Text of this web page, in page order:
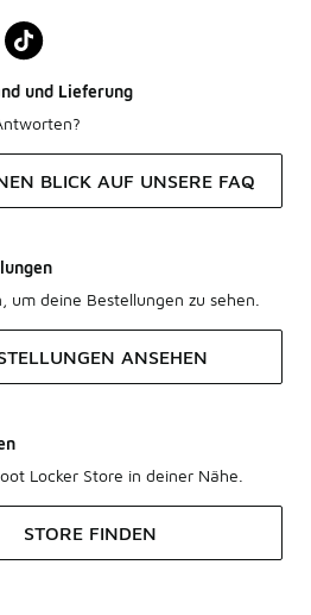
und Lieferung
BLICK AUF UNSERE FAQ
um deine Bestellungen zu sehen.
ANSEHEN
Locker Store in deiner Nähe.
STORE FINDEN